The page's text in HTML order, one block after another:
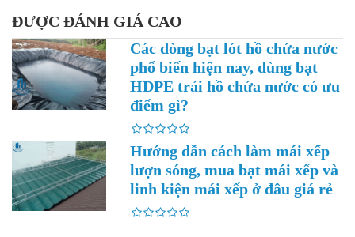
ĐƯỢC ĐÁNH GIÁ CAO
Các dòng bạt lót hồ chứa nước
phổ biến hiện nay, dùng bạt
HDPE trải hồ chứa nước có ưu
điểm gì?
Hướng dẫn cách làm mái xếp
lượn sóng, mua bạt mái xếp và
linh kiện mái xếp ở đâu giá rẻ